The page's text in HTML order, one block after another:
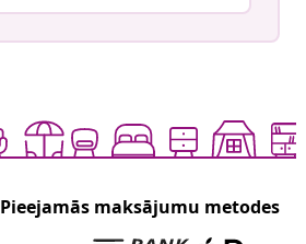
Pieejamās maksājumu metodes